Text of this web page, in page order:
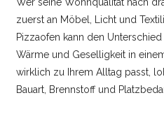
Wer seine Wohnqualität nach
zuerst an Möbel, Licht und
Pizzaofen kann den
Wärme und Geselligkeit in
wirklich zu Ihrem Alltag passt,
Bauart, Brennstoff und